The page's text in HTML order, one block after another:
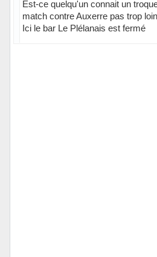
Est-ce quelqu'un connait un
match contre Auxerre pas trop
Ici le bar Le Plélanais est fermé